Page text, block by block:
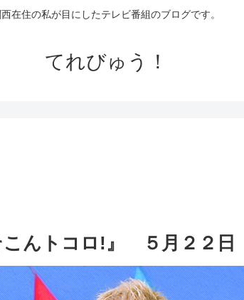
西在住の私が目にしたテレビ番組のブログです。
てれびゅう！
こんトコロ!』 ５月２２日